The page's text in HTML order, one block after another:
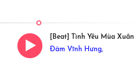
[Beat] Tình Yêu Mùa Xuân
Đàm Vĩnh Hưng,